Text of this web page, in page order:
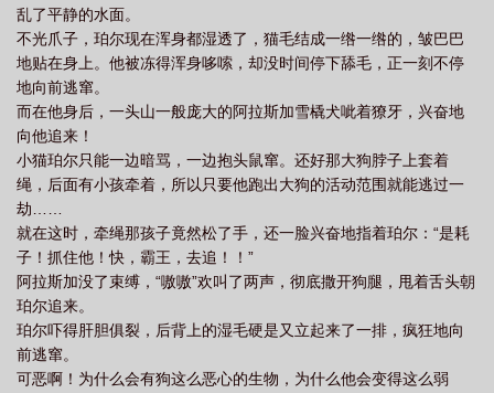
费 小猫咪混进警犬队了31
百度资源
乱了平静的水面。
不光爪子，珀尔现在浑身都湿透了，猫毛结成一绺一绺的，皱巴巴
地贴在身上。他被冻得浑身哆嗦，却没时间停下舔毛，正一刻不停
地向前逃窜。
而在他身后，一头山一般庞大的阿拉斯加雪橇犬呲着獠牙，兴奋地
向他追来！
小猫珀尔只能一边暗骂，一边抱头鼠窜。还好那大狗脖子上套着
绳，后面有小孩牵着，所以只要他跑出大狗的活动范围就能逃过一
劫……
就在这时，牵绳那孩子竟然松了手，还一脸兴奋地指着珀尔：“是耗
子！抓住他！快，霸王，去追！！”
阿拉斯加没了束缚，“嗷嗷”欢叫了两声，彻底撒开狗腿，甩着舌头朝
珀尔追来。
珀尔吓得肝胆俱裂，后背上的湿毛硬是又立起来了一排，疯狂地向
前逃窜。
可恶啊！为什么会有狗这么恶心的生物，为什么他会变得这么弱